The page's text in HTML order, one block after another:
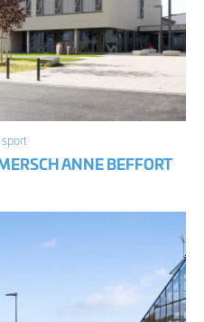
sport
ANNE BEFFORT